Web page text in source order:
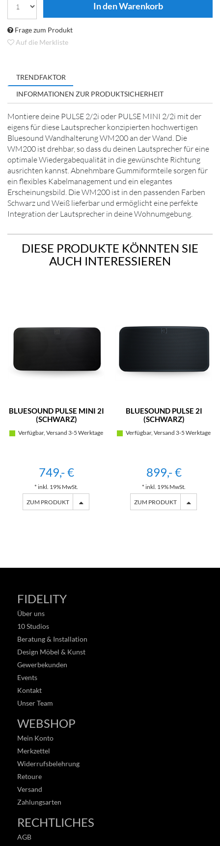
Frage zum Produkt
Auf die Merkliste
TRENDFAKTOR
INFORMATIONEN ZUR PRODUKTSICHERHEIT
Montiere deine PULSE 2/2i oder PULSE MINI 2/2i mit der
eigens für diese Lautsprecher konzipierten hochwertigen
Bluesound Wandhalterung WM200 an der Wand. Die
WM200 ist drehbar, so dass du deinen Lautsprecher für eine
optimale Wiedergabequalität in die gewünschte Richtung
ausrichten kannst. Abnehmbare Gummiformteile sorgen für
ein flexibles Kabelmanagement und ein elegantes
Erscheinungsbild. Die WM200 ist in den passenden Farben
Schwarz und Weiß lieferbar und ermöglicht eine perfekte
Integration der Lautsprecher in deine Wohnumgebung.
DIESE PRODUKTE KÖNNTEN SIE
AUCH INTERESSIEREN
BLUESOUND PULSE MINI 2I
(SCHWARZ)
Verfügbar, Versand 3-5 Werktage
749,- €
* inkl. 19% MwSt.
ZUM PRODUKT
BLUESOUND PULSE 2I
(SCHWARZ)
Verfügbar, Versand 3-5 Werktage
899,- €
* inkl. 19% MwSt.
ZUM PRODUKT
FIDELITY
Über uns
10 Studios
Beratung & Installation
Design Möbel & Kunst
Gewerbekunden
Events
Kontakt
Unser Team
WEBSHOP
Mein Konto
Merkzettel
Widerrufsbelehrung
Retoure
Versand
Zahlungsarten
RECHTLICHES
AGB